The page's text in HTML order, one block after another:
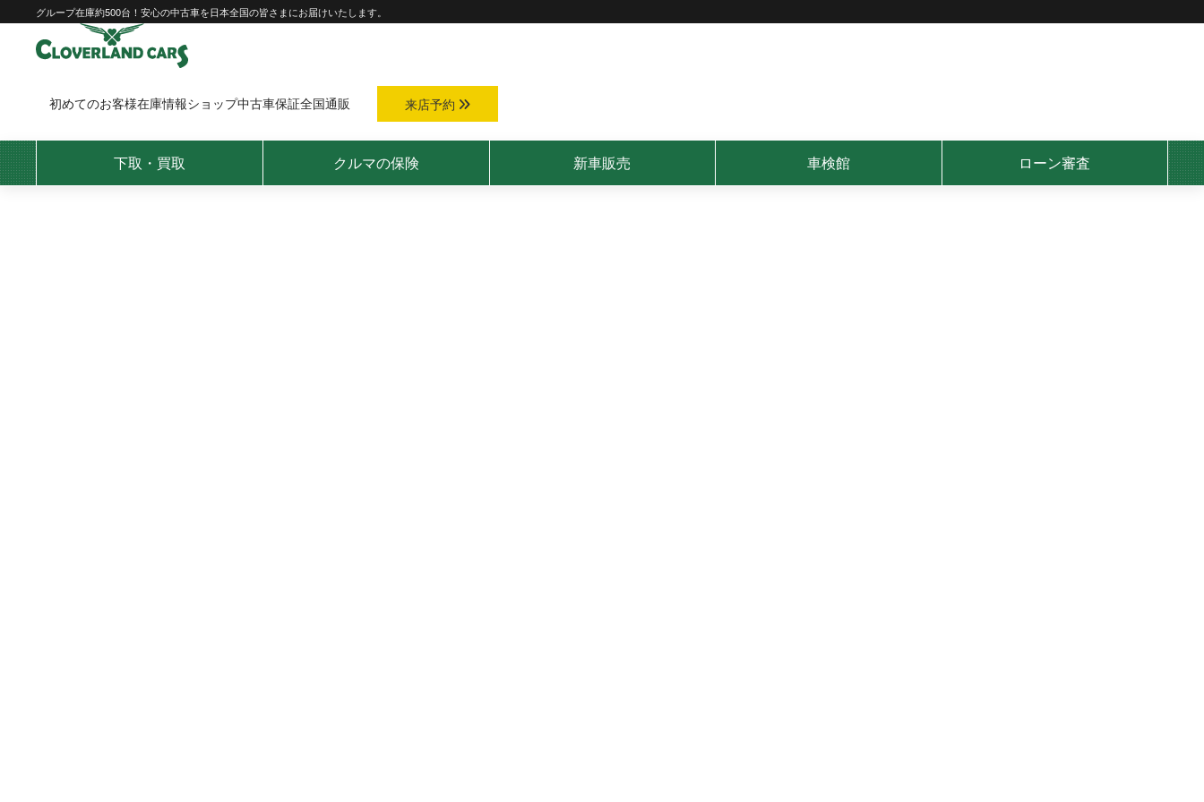
content
グループ在庫約500台！安心の中古車を日本全国の皆さまにお届けいたします。
初めてのお客様在庫情報ショップ中古車保証全国通販 来店予約
下取・買取 クルマの保険 新車販売 車検館 ローン審査